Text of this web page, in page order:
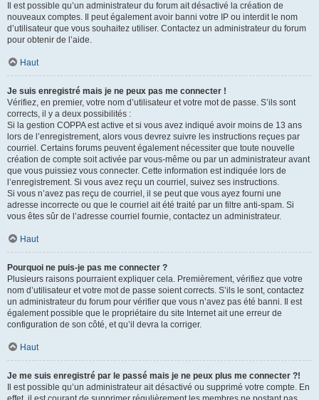
Il est possible qu’un administrateur du forum ait désactivé la création de
nouveaux comptes. Il peut également avoir banni votre IP ou interdit le nom
d’utilisateur que vous souhaitez utiliser. Contactez un administrateur du forum
pour obtenir de l’aide.
Haut
Je suis enregistré mais je ne peux pas me connecter !
Vérifiez, en premier, votre nom d’utilisateur et votre mot de passe. S’ils sont
corrects, il y a deux possibilités :
Si la gestion COPPA est active et si vous avez indiqué avoir moins de 13 ans
lors de l’enregistrement, alors vous devrez suivre les instructions reçues par
courriel. Certains forums peuvent également nécessiter que toute nouvelle
création de compte soit activée par vous-même ou par un administrateur avant
que vous puissiez vous connecter. Cette information est indiquée lors de
l’enregistrement. Si vous avez reçu un courriel, suivez ses instructions.
Si vous n’avez pas reçu de courriel, il se peut que vous ayez fourni une
adresse incorrecte ou que le courriel ait été traité par un filtre anti-spam. Si
vous êtes sûr de l’adresse courriel fournie, contactez un administrateur.
Haut
Pourquoi ne puis-je pas me connecter ?
Plusieurs raisons pourraient expliquer cela. Premièrement, vérifiez que votre
nom d’utilisateur et votre mot de passe soient corrects. S’ils le sont, contactez
un administrateur du forum pour vérifier que vous n’avez pas été banni. Il est
également possible que le propriétaire du site Internet ait une erreur de
configuration de son côté, et qu’il devra la corriger.
Haut
Je me suis enregistré par le passé mais je ne peux plus me connecter ?!
Il est possible qu’un administrateur ait désactivé ou supprimé votre compte. En